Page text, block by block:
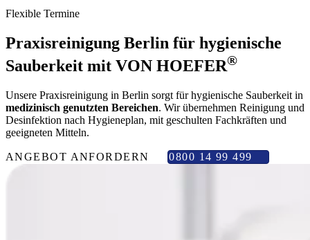
Flexible Termine
Praxisreinigung Berlin für hygienische
Sauberkeit mit VON HOEFER®
Unsere Praxisreinigung in Berlin sorgt für hygienische Sauberkeit in
medizinisch genutzten Bereichen. Wir übernehmen Reinigung und
Desinfektion nach Hygieneplan, mit geschulten Fachkräften und
geeigneten Mitteln.
ANGEBOT ANFORDERN 0800 14 99 499